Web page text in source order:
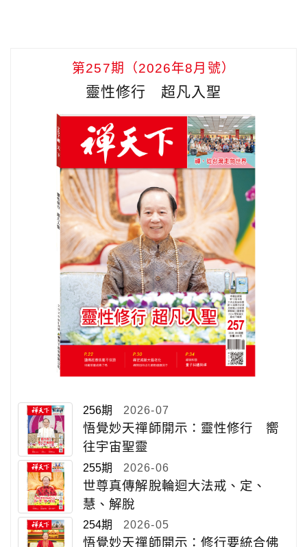
第257期（2026年8月號）
靈性修行 超凡入聖
256期 2026-07
悟覺妙天禪師開示：靈性修行 嚮
往宇宙聖靈
255期 2026-06
世尊真傳解脫輪迴大法戒、定、
慧、解脫
254期 2026-05
悟覺妙天禪師開示：修行要統合佛